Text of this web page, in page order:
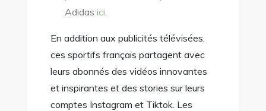
Adidas ici.
En addition aux publicités télévisées,
ces sportifs français partagent avec
leurs abonnés des vidéos innovantes
et inspirantes et des stories sur leurs
comptes Instagram et Tiktok. Les